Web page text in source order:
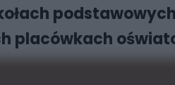
placówkach